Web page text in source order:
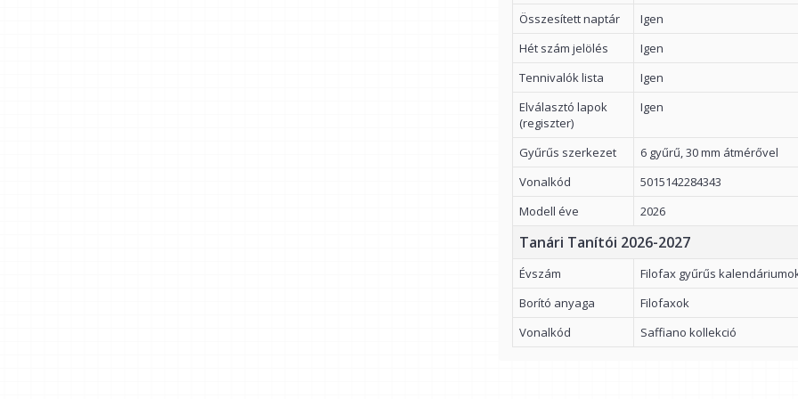
Összesített naptár
Igen
Hét szám jelölés
Igen
Tennivalók lista
Igen
Elválasztó lapok
(regiszter)
Igen
Gyűrűs szerkezet
6 gyűrű, 30 mm átmérővel
Vonalkód
5015142284343
Modell éve
2026
Tanári Tanítói 2026-2027
Évszám
Filofax gyűrűs
Borító anyaga
Filofaxok
Vonalkód
Saffiano kollekció